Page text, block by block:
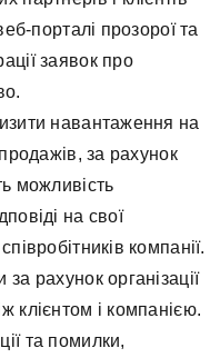
порталі прозорої та
заявок про
навантаження на
за рахунок
можливість
на свої
компанії.
рахунок організації
клієнтом і компанією.
та помилки,